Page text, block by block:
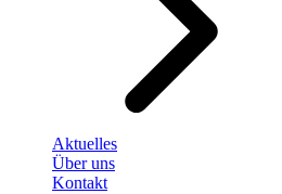
Aktuelles
Über uns
Kontakt